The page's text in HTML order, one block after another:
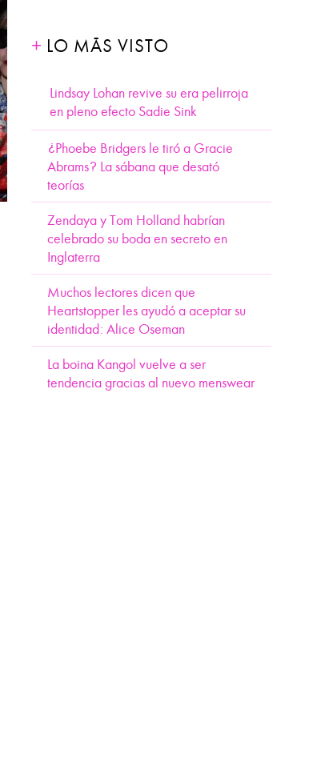
LO MÁS VISTO
Lindsay Lohan revive su era pelirroja
en pleno efecto Sadie Sink
¿Phoebe Bridgers le tiró a Gracie
Abrams? La sábana que desató
teorías
Zendaya y Tom Holland habrían
celebrado su boda en secreto en
Inglaterra
Muchos lectores dicen que
Heartstopper les ayudó a aceptar su
identidad: Alice Oseman
La boina Kangol vuelve a ser
tendencia gracias al nuevo menswear